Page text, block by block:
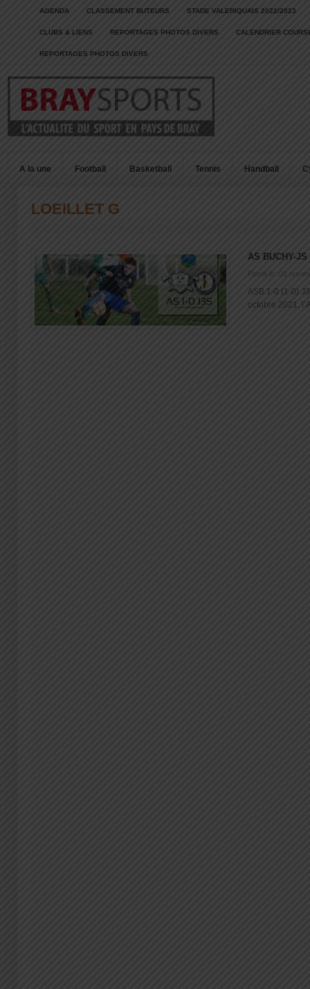
AGENDA CLASSEMENT BUTEURS STADE VALERIQUAIS 2022/2023
CLUBS & LIENS REPORTAGES PHOTOS DIVERS CALENDRIER
REPORTAGES PHOTOS DIVERS
A la une Football Basketball Tennis Handball
LOEILLET G
AS BUCHY-
Posté le: 01
ASB 1-0 (1-0)
octobre 2021,